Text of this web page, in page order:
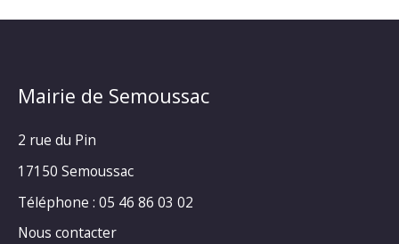
Mairie de Semoussac
2 rue du Pin
17150 Semoussac
Téléphone : 05 46 86 03 02
Nous contacter